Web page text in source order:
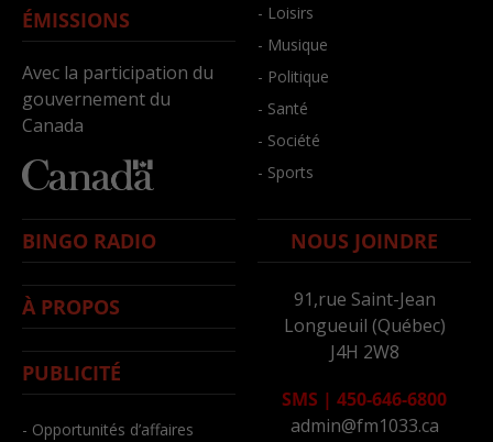
ÉMISSIONS
Avec la participation du
gouvernement du
Canada
- Loisirs
- Musique
- Politique
- Santé
- Société
- Sports
BINGO RADIO
À PROPOS
PUBLICITÉ
- Opportunités d’affaires
NOUS JOINDRE
91,rue Saint-Jean
Longueuil (Québec)
J4H 2W8
SMS | 450-646-6800
admin@fm1033.ca